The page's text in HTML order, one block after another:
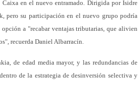
en el nuevo entramado. Dirigida por Isidre
pero su participación en el nuevo grupo podría
a "recabar ventajas tributarias, que alivien
recuerda Daniel Albarracín.
de edad media mayor, y las redundancias de
de la estrategia de desinversión selectiva y